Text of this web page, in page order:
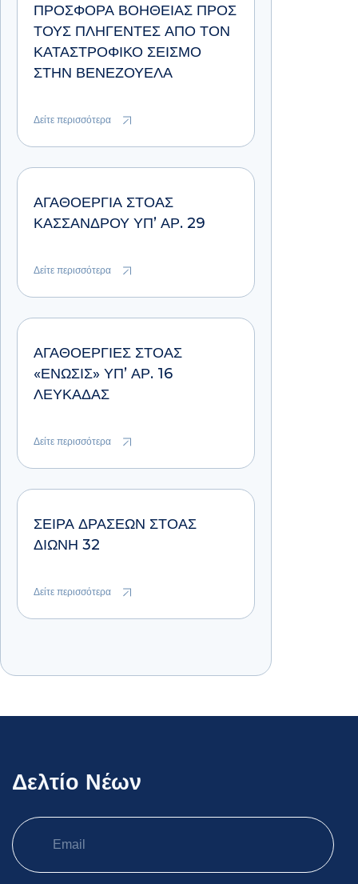
ΠΡΟΣΦΟΡΆ ΒΟΉΘΕΙΑΣ ΠΡΟΣ
ΤΟΥΣ ΠΛΗΓΈΝΤΕΣ ΑΠΌ ΤΟΝ
ΚΑΤΑΣΤΡΟΦΙΚΌ ΣΕΙΣΜΌ
ΣΤΗΝ ΒΕΝΕΖΟΥΈΛΑ
Δείτε περισσότερα
ΑΓΑΘΟΕΡΓΊΑ ΣΤΟΆΣ
ΚΑΣΣΆΝΔΡΟΥ ΥΠ’ ΑΡ. 29
Δείτε περισσότερα
ΑΓΑΘΟΕΡΓΊΕΣ ΣΤΟΆΣ
«ΕΝΩΣΙΣ» ΥΠ’ ΑΡ. 16
ΛΕΥΚΆΔΑΣ
Δείτε περισσότερα
ΣΕΙΡΑ ΔΡΑΣΕΩΝ ΣΤΟΑΣ
ΔΙΩΝΗ 32
Δείτε περισσότερα
Δελτίο Νέων